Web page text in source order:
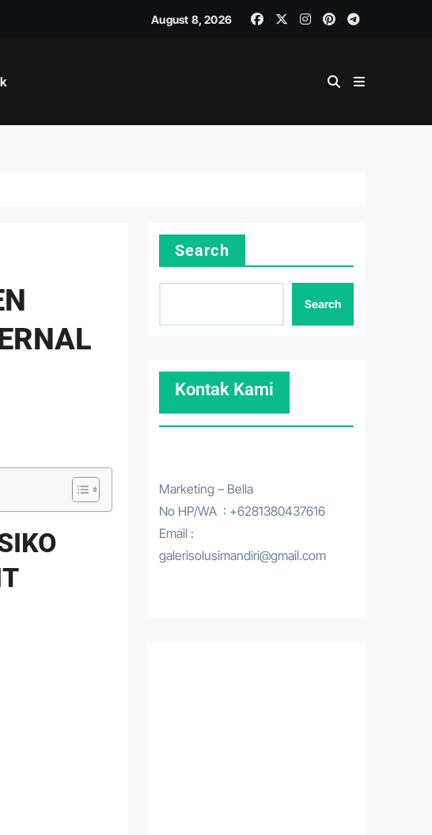
FRONTLINER SKILLSAugust 8, 2026
Search
Search
Kontak Kami
Marketing – Bella
No HP/WA : +6281380437616
Email :
galerisolusimandiri@gmail.com